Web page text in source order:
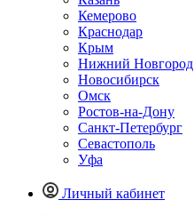
Кемерово
Краснодар
Крым
Нижний Новгород
Новосибирск
Омск
Ростов-на-Дону
Санкт-Петербург
Севастополь
Уфа
Личный кабинет